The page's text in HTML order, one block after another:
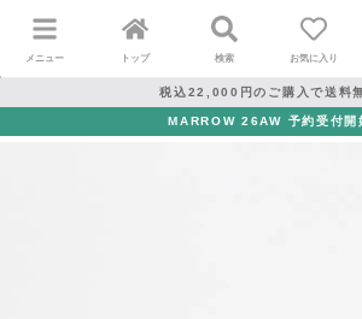
メニュー トップ 検索 お気に入り
税込22,000円のご購入で送料
MARROW 26AW 予約受付開